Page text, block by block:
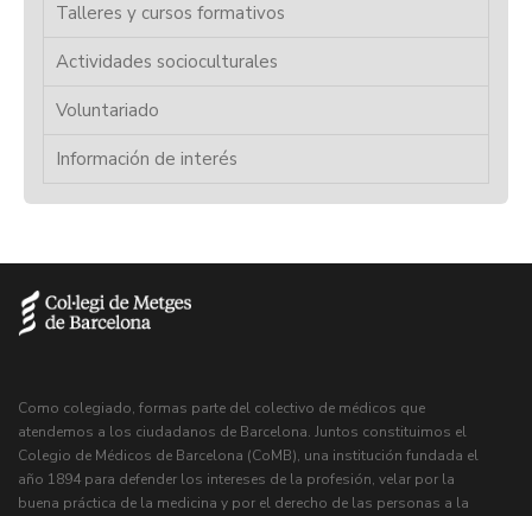
Talleres y cursos formativos
Actividades socioculturales
Voluntariado
Información de interés
Como colegiado, formas parte del colectivo de médicos que
atendemos a los ciudadanos de Barcelona. Juntos constituimos el
Colegio de Médicos de Barcelona (CoMB), una institución fundada el
año 1894 para defender los intereses de la profesión, velar por la
buena práctica de la medicina y por el derecho de las personas a la